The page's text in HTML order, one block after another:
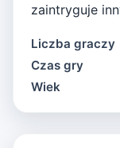
zaintryguje
Liczba graczy
Czas gry
Wiek